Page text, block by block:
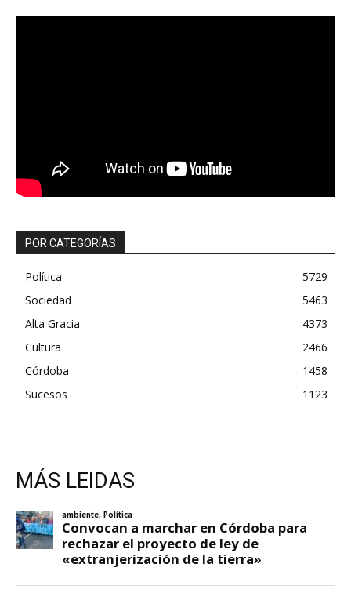
POR CATEGORÍAS
Política
5729
Sociedad
5463
Alta Gracia
4373
Cultura
2466
Córdoba
1458
Sucesos
1123
MÁS LEIDAS